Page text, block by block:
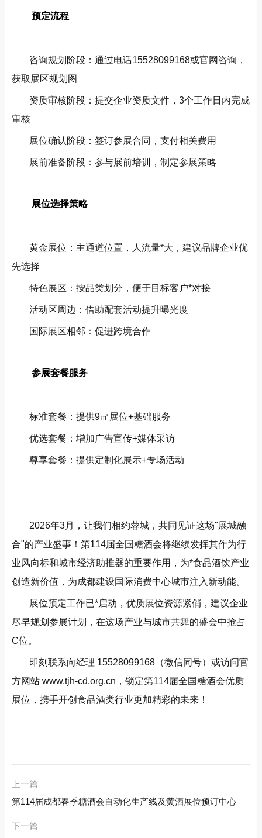
预定流程
咨询规划阶段：通过电话15528099168或官网咨询，
获取展区规划图
资质审核阶段：提交企业资质文件，3个工作日内完成
审核
展位确认阶段：签订参展合同，支付相关费用
展前准备阶段：参与展前培训，制定参展策略
展位选择策略
黄金展位：主通道位置，人流量*大，建议品牌企业优
先选择
特色展区：按品类划分，便于目标客户*对接
活动区周边：借助配套活动提升曝光度
国际展区相邻：促进跨境合作
参展套餐服务
标准套餐：提供9㎡展位+基础服务
优选套餐：增加广告宣传+媒体采访
尊享套餐：提供定制化展示+专场活动
2026年3月，让我们相约蓉城，共同见证这场"展城融
合"的产业盛事！第114届全国糖酒会将继续发挥其作为行
业风向标和城市经济助推器的重要作用，为*食品酒饮产业
创造新价值，为成都建设国际消费中心城市注入新动能。
展位预定工作已*启动，优质展位资源紧俏，建议企业
尽早规划参展计划，在这场产业与城市共舞的盛会中抢占
C位。
即刻联系向经理 15528099168（微信同号）或访问官
方网站 www.tjh-cd.org.cn ，锁定第114届全国糖酒会优质
展位，携手开创食品酒类行业更加精彩的未来！
上一篇
第114届成都春季糖酒会自动化生产线及黄酒展位预订中心
下一篇